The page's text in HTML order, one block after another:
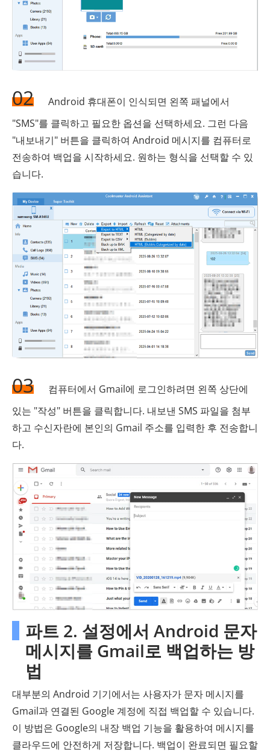
02
Android 휴대폰이 인식되면 왼쪽 패널에서
"SMS"를 클릭하고 필요한 옵션을 선택하세요. 그런 다음
"내보내기" 버튼을 클릭하여 Android 메시지를 컴퓨터로
전송하여 백업을 시작하세요. 원하는 형식을 선택할 수 있
습니다.
03
컴퓨터에서 Gmail에 로그인하려면 왼쪽 상단에
있는 "작성" 버튼을 클릭합니다. 내보낸 SMS 파일을 첨부
하고 수신자란에 본인의 Gmail 주소를 입력한 후 전송합니
다.
파트 2. 설정에서 Android 문자
메시지를 Gmail로 백업하는 방
법
대부분의 Android 기기에서는 사용자가 문자 메시지를
Gmail과 연결된 Google 계정에 직접 백업할 수 있습니다.
이 방법은 Google의 내장 백업 기능을 활용하여 메시지를
클라우드에 안전하게 저장합니다. 백업이 완료되면 필요할